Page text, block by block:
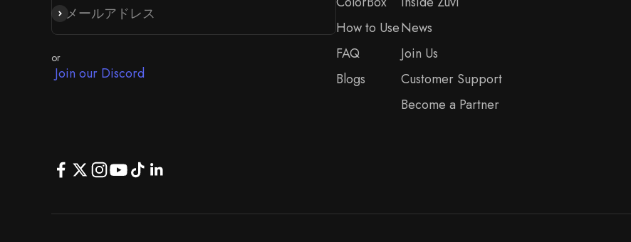
メールアドレス
登録
or
Join our Discord
How to Use
FAQ
Blogs
News
Join Us
Customer Support
Become a Partner